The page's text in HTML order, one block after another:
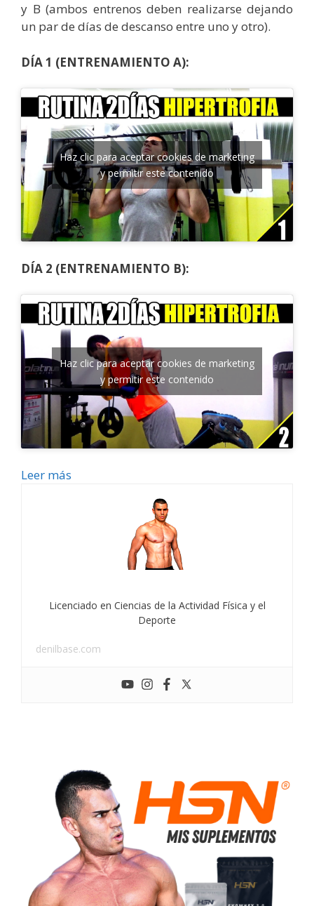
y B (ambos entrenos deben realizarse dejando
un par de días de descanso entre uno y otro).
DÍA 1 (ENTRENAMIENTO A):
Haz clic para aceptar cookies de marketing
y permitir este contenido
DÍA 2 (ENTRENAMIENTO B):
Haz clic para aceptar cookies de marketing
y permitir este contenido
Leer más
Licenciado en Ciencias de la Actividad Física y el
Deporte
denilbase.com